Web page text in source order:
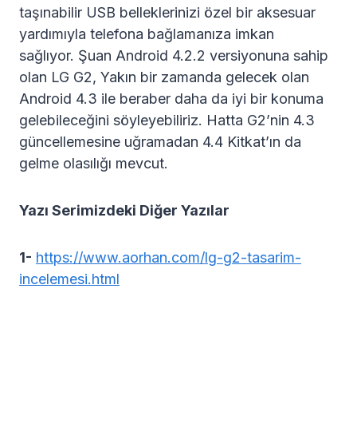
taşınabilir USB belleklerinizi özel bir aksesuar
yardımıyla telefona bağlamanıza imkan
sağlıyor. Şuan Android 4.2.2 versiyonuna sahip
olan LG G2, Yakın bir zamanda gelecek olan
Android 4.3 ile beraber daha da iyi bir konuma
gelebileceğini söyleyebiliriz. Hatta G2’nin 4.3
güncellemesine uğramadan 4.4 Kitkat’ın da
gelme olasılığı mevcut.
Yazı Serimizdeki Diğer Yazılar
1- https://www.aorhan.com/lg-g2-tasarim-
incelemesi.html